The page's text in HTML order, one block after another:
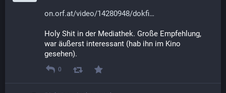
on.orf.at/video/14280948/dokfi
Holy Shit in der Mediathek. Große Empfehlung,
war äußerst interessant (hab ihn im Kino
gesehen).
0